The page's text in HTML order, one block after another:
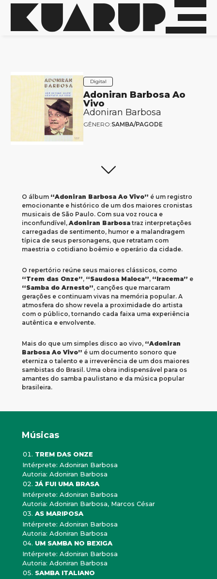
Digital
Adoniran Barbosa Ao
Vivo
Adoniran Barbosa
GÊNERO:SAMBA/PAGODE
O álbum “Adoniran Barbosa Ao Vivo” é um registro
emocionante e histórico de um dos maiores cronistas
musicais de São Paulo. Com sua voz rouca e
inconfundível, Adoniran Barbosatraz interpretações
carregadas de sentimento, humor e a malandragem
típica de seus personagens, que retratam com
maestria o cotidiano boêmio e operário da cidade.
O repertório reúne seus maiores clássicos, como
“Trem das Onze”, “Saudosa Maloca”, “Iracema” e
“Samba do Arnesto”, canções que marcaram
gerações e continuam vivas na memória popular. A
atmosfera do show revela a proximidade do artista
com o público, tornando cada faixa uma experiência
autêntica e envolvente.
Mais do que um simples disco ao vivo, “Adoniran
Barbosa Ao Vivo” é um documento sonoro que
eterniza o talento e a irreverência de um dos maiores
sambistas do Brasil. Uma obra indispensável para os
amantes do samba paulistano e da música popular
brasileira.
Músicas
TREM DAS ONZE
Intérprete: Adoniran Barbosa
Autoria: Adoniran Barbosa
JÁ FUI UMA BRASA
Intérprete: Adoniran Barbosa
Autoria: Adoniran Barbosa, Marcos César
AS MARIPOSA
Intérprete: Adoniran Barbosa
Autoria: Adoniran Barbosa
UM SAMBA NO BEXIGA
Intérprete: Adoniran Barbosa
Autoria: Adoniran Barbosa
SAMBA ITALIANO